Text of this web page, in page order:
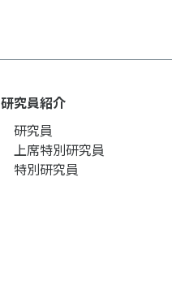
研究員紹介
研究員
上席特別研究員
特別研究員